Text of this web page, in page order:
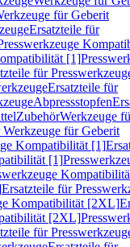
für Geberit
Ersatzteile für
[1]
für
Ersatzteile für
Abpressstopfen
ZubehörWerkzeuge
für Geberit
Kompatibilität [1]
[1]
Ersatzteile für
Kompatibilität [2XL]
[2XL]
für